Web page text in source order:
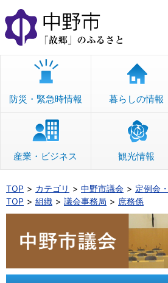
本
文
へ
移
防災・緊急時情報 暮らしの情報
産業・ビジネス 観光情報
TOP カテゴリ 中野市議会
定例会
TOP
組織 議会事務局 庶務係